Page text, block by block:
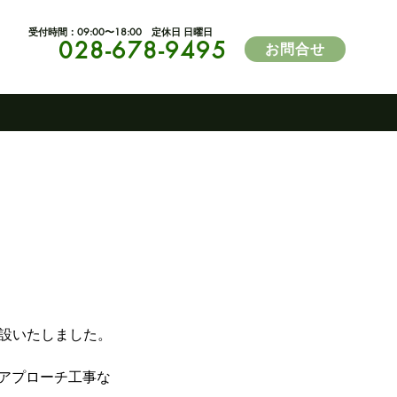
​受付時間：09:00〜18:00 定休日 日曜日
028-678-9495 お問合せ
いたしました。
プローチ工事な